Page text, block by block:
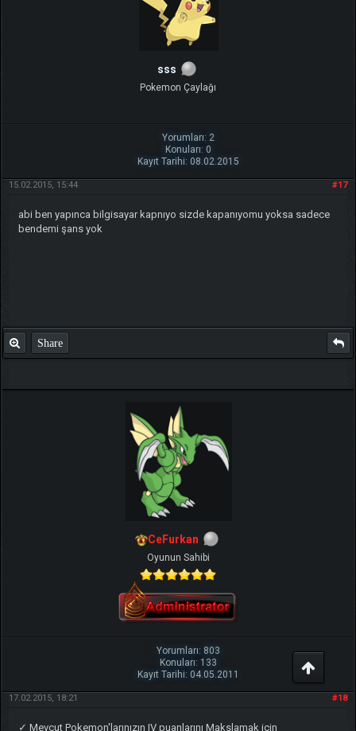
sss
Pokemon Çaylağı
Yorumları: 2
Konuları: 0
Kayıt Tarihi: 08.02.2015
#17
15.02.2015, 15:44
abi ben yapınca bilgisayar kapnıyo sizde kapanıyomu yoksa sadece
bendemi şans yok
Share
CeFurkan
Oyunun Sahibi
Yorumları: 803
Konuları: 133
Kayıt Tarihi: 04.05.2011
#18
17.02.2015, 18:21
✓ Mevcut Pokemon'larınızın IV puanlarını Makslamak için